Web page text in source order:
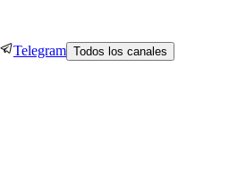
Telegram Todos los canales